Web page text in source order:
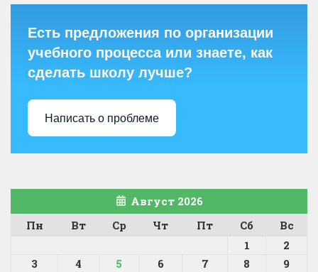
Есть предложения по организации
учебного процесса или знаете, как
сделать школу лучше?
Написать о проблеме
Август 2026
Пн
Вт Ср Чт Пт Сб
Вс
1
2
3
4 5 6 7 8
9